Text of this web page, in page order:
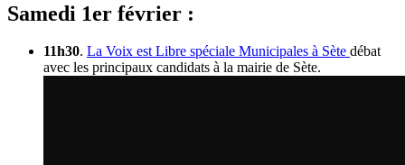
Samedi 1er février :
11h30. La Voix est Libre spéciale Municipales à Sète débat
avec les principaux candidats à la mairie de Sète.